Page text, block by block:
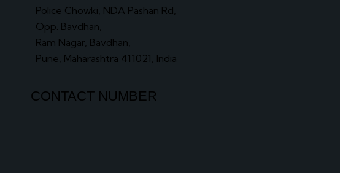
Police Chowki, NDA Pashan Rd,
Opp. Bavdhan,
Ram Nagar, Bavdhan,
Pune, Maharashtra 411021, India
CONTACT NUMBER